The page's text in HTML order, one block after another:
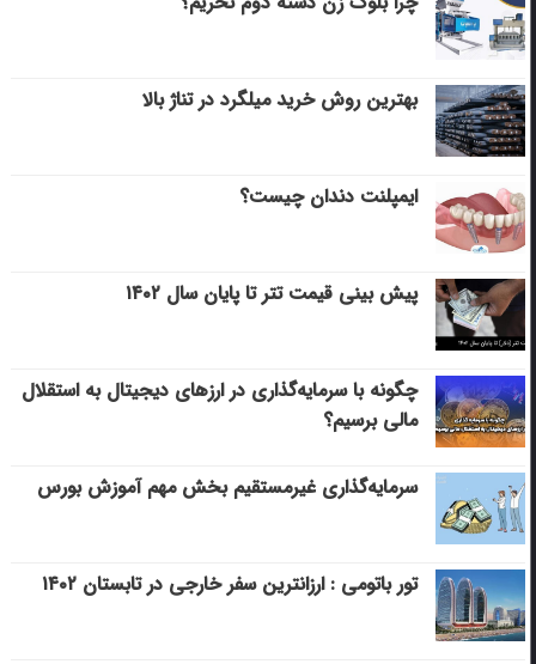
بهترین روش خرید میلگرد در تناژ بالا
ایمپلنت دندان چیست؟
پیش بینی قیمت تتر تا پایان سال ۱۴۰۲
چگونه با سرمایه‌گذاری در ارزهای دیجیتال به استقلال
مالی برسیم؟
سرمایه‌گذاری غیرمستقیم بخش مهم آموزش بورس
تور باتومی : ارزانترین سفر خارجی در تابستان ۱۴۰۲